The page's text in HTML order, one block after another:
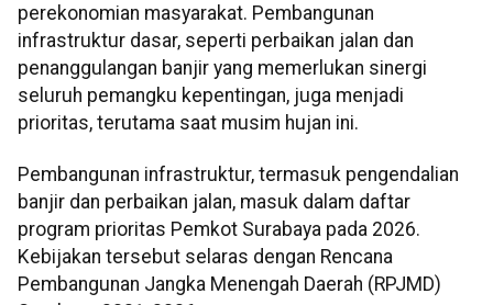
perekonomian masyarakat. Pembangunan
infrastruktur dasar, seperti perbaikan jalan dan
penanggulangan banjir yang memerlukan sinergi
seluruh pemangku kepentingan, juga menjadi
prioritas, terutama saat musim hujan ini.
Pembangunan infrastruktur, termasuk pengendalian
banjir dan perbaikan jalan, masuk dalam daftar
program prioritas Pemkot Surabaya pada 2026.
Kebijakan tersebut selaras dengan Rencana
Pembangunan Jangka Menengah Daerah (RPJMD)